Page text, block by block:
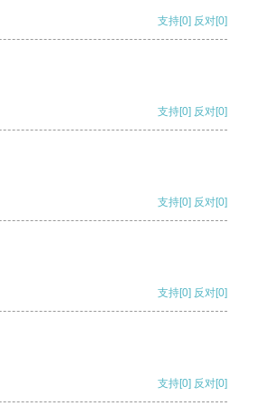
支持[0] 反对[0]
支持[0] 反对[0]
支持[0] 反对[0]
支持[0] 反对[0]
支持[0] 反对[0]